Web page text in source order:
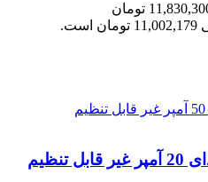
قیمت اصلی 11,830,300 تومان